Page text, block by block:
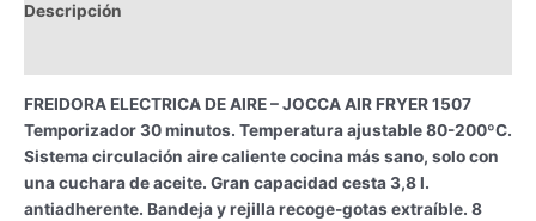
Descripción
FREIDORA ELECTRICA DE AIRE – JOCCA AIR FRYER 1507
Temporizador 30 minutos. Temperatura ajustable 80-200ºC.
Sistema circulación aire caliente cocina más sano, solo con
una cuchara de aceite. Gran capacidad cesta 3,8 l.
antiadherente. Bandeja y rejilla recoge-gotas extraíble. 8